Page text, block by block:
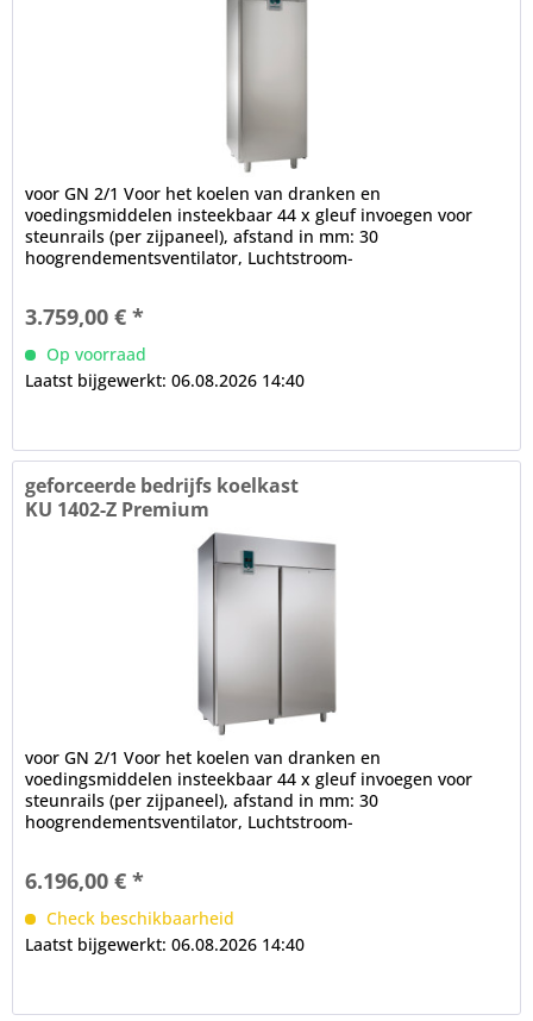
voor GN 2/1 Voor het koelen van dranken en
voedingsmiddelen insteekbaar 44 x gleuf invoegen voor
steunrails (per zijpaneel), afstand in mm: 30
hoogrendementsventilator, Luchtstroom-
3.759,00 € *
Op voorraad
Laatst bijgewerkt: 06.08.2026 14:40
geforceerde bedrijfs koelkast
KU 1402-Z Premium
voor GN 2/1 Voor het koelen van dranken en
voedingsmiddelen insteekbaar 44 x gleuf invoegen voor
steunrails (per zijpaneel), afstand in mm: 30
hoogrendementsventilator, Luchtstroom-
6.196,00 € *
Check beschikbaarheid
Laatst bijgewerkt: 06.08.2026 14:40